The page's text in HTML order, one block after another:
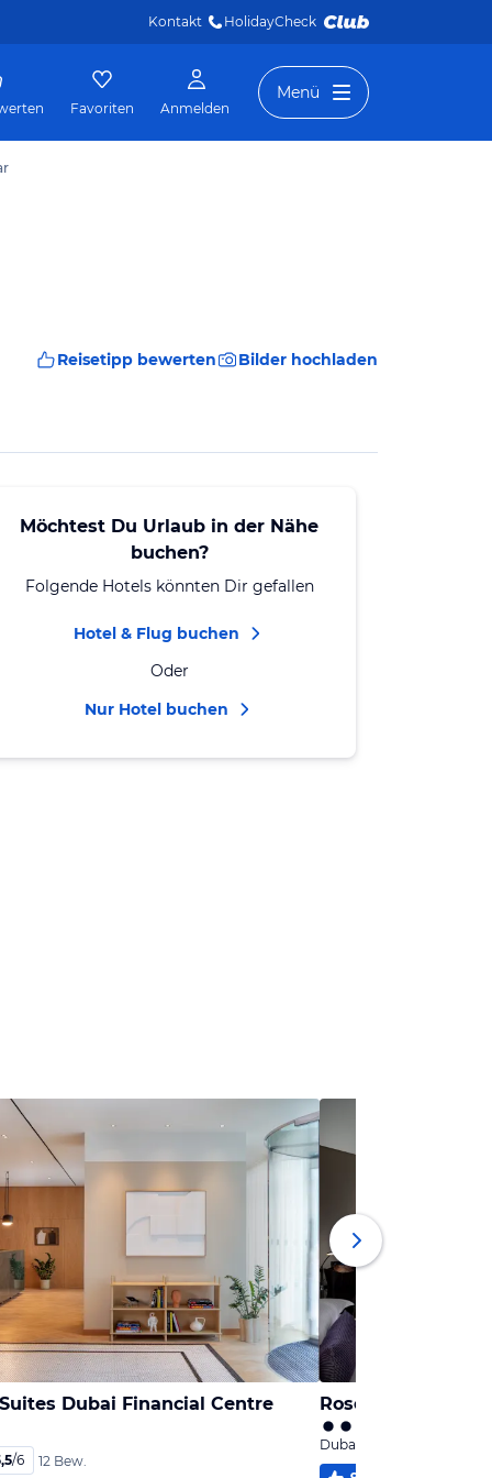
Kontakt HolidayCheck
Favoriten Anmelden
Menü
Reisetipp bewerten Bilder hochladen
Möchtest Du Urlaub in der Nähe
buchen?
Folgende Hotels könnten Dir gefallen
Hotel & Flug buchen
Oder
Nur Hotel buchen
Dubai Financial Centre
/6 12 Bew.
Rose Rayhaan by
Dubai, Dubai